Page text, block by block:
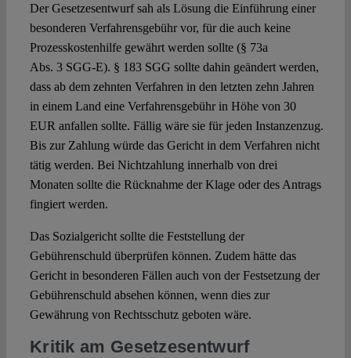
Der Gesetzesentwurf sah als Lösung die Einführung einer
besonderen Verfahrensgebühr vor, für die auch keine
Prozesskostenhilfe gewährt werden sollte (§ 73a
Abs. 3 SGG-E). § 183 SGG sollte dahin geändert werden,
dass ab dem zehnten Verfahren in den letzten zehn Jahren
in einem Land eine Verfahrensgebühr in Höhe von 30
EUR anfallen sollte. Fällig wäre sie für jeden Instanzenzug.
Bis zur Zahlung würde das Gericht in dem Verfahren nicht
tätig werden. Bei Nichtzahlung innerhalb von drei
Monaten sollte die Rücknahme der Klage oder des Antrags
fingiert werden.
Das Sozialgericht sollte die Feststellung der
Gebührenschuld überprüfen können. Zudem hätte das
Gericht in besonderen Fällen auch von der Festsetzung der
Gebührenschuld absehen können, wenn dies zur
Gewährung von Rechtsschutz geboten wäre.
Kritik am Gesetzesentwurf